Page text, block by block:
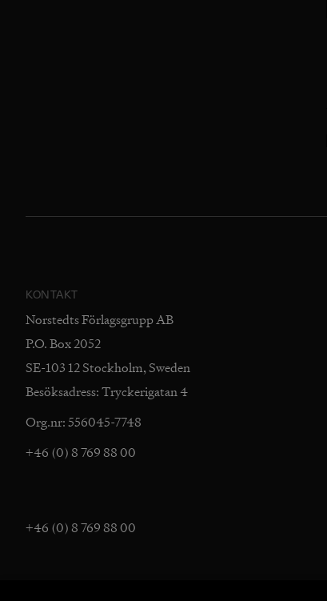
KONTAKT
Norstedts Förlagsgrupp AB
P.O. Box 2052
SE-103 12 Stockholm, Sweden
Besöksadress: Tryckerigatan 4
Org.nr: 556045-7748
+46 (0) 8 769 88 00
+46 (0) 8 769 88 00